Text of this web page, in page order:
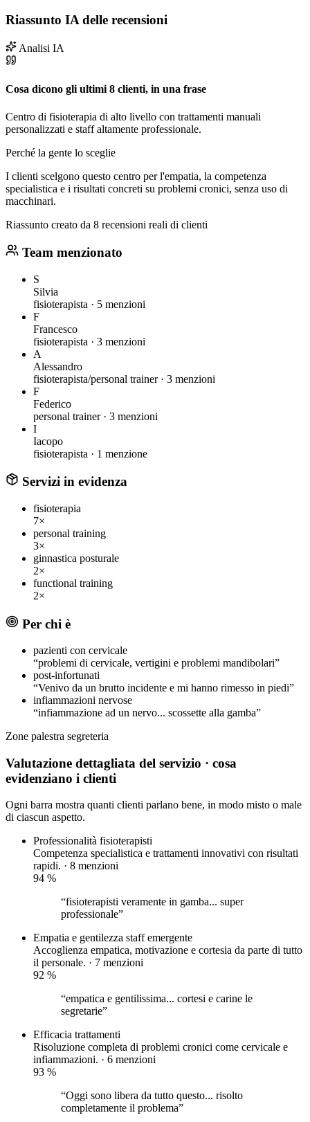
Riassunto IA delle recensioni
Analisi IA
Cosa dicono gli ultimi 8 clienti, in una frase
Centro di fisioterapia di alto livello con trattamenti manuali
personalizzati e staff altamente professionale.
Perché la gente lo sceglie
I clienti scelgono questo centro per l'empatia, la competenza
specialistica e i risultati concreti su problemi cronici, senza uso di
macchinari.
Riassunto creato da 8 recensioni reali di clienti
Team menzionato
S
Silvia
fisioterapista · 5 menzioni
F
Francesco
fisioterapista · 3 menzioni
A
Alessandro
fisioterapista/personal trainer · 3 menzioni
F
Federico
personal trainer · 3 menzioni
I
Iacopo
fisioterapista · 1 menzione
Servizi in evidenza
fisioterapia
7×
personal training
3×
ginnastica posturale
2×
functional training
2×
Per chi è
pazienti con cervicale
“problemi di cervicale, vertigini e problemi mandibolari”
post-infortunati
“Venivo da un brutto incidente e mi hanno rimesso in piedi”
infiammazioni nervose
“infiammazione ad un nervo... scossette alla gamba”
Zone palestra segreteria
Valutazione dettagliata del servizio · cosa
evidenziano i clienti
Ogni barra mostra quanti clienti parlano bene, in modo misto o male
di ciascun aspetto.
Professionalità fisioterapisti
Competenza specialistica e trattamenti innovativi con risultati
rapidi. · 8 menzioni
94 %
“fisioterapisti veramente in gamba... super
professionale”
Empatia e gentilezza staff emergente
Accoglienza empatica, motivazione e cortesia da parte di tutto
il personale. · 7 menzioni
92 %
“empatica e gentilissima... cortesi e carine le
segretarie”
Efficacia trattamenti
Risoluzione completa di problemi cronici come cervicale e
infiammazioni. · 6 menzioni
93 %
“Oggi sono libera da tutto questo... risolto
completamente il problema”